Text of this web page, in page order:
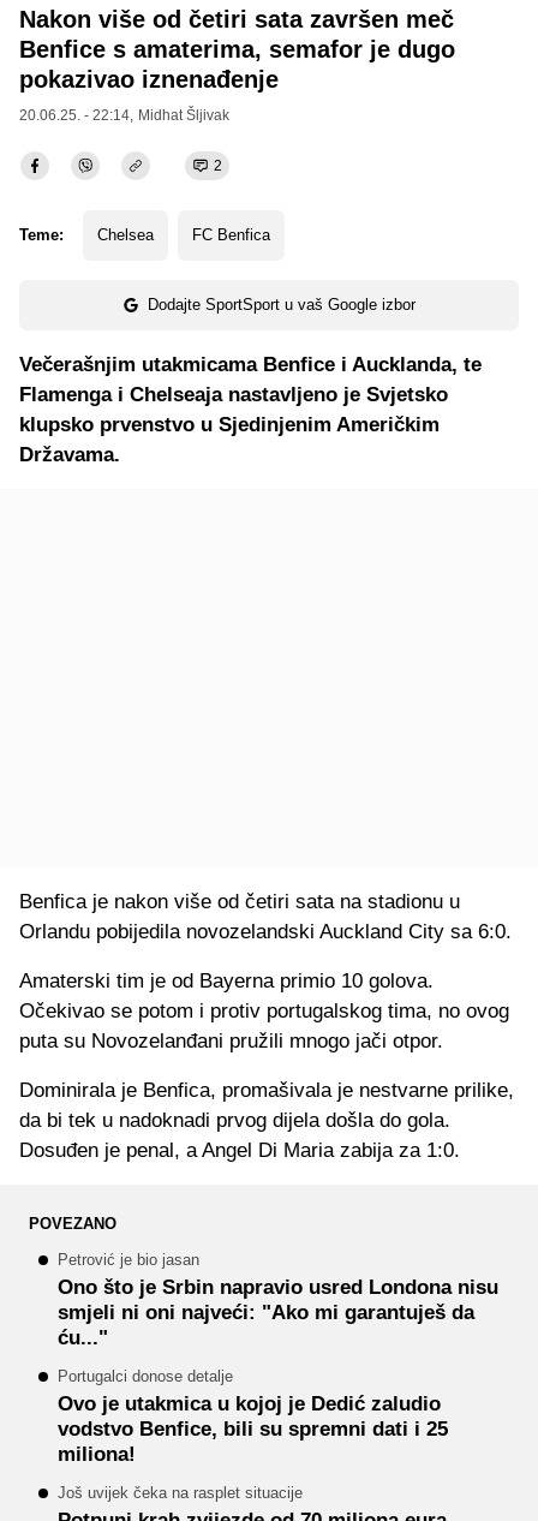
Nakon više od četiri sata završen meč
Benfice s amaterima, semafor je dugo
pokazivao iznenađenje
20.06.25. - 22:14, Midhat Šljivak
2
Teme: Chelsea FC Benfica
Dodajte SportSport u vaš Google izbor
Večerašnjim utakmicama Benfice i Aucklanda, te
Flamenga i Chelseaja nastavljeno je Svjetsko
klupsko prvenstvo u Sjedinjenim Američkim
Državama.
Benfica je nakon više od četiri sata na stadionu u
Orlandu pobijedila novozelandski Auckland City sa 6:0.
Amaterski tim je od Bayerna primio 10 golova.
Očekivao se potom i protiv portugalskog tima, no ovog
puta su Novozelanđani pružili mnogo jači otpor.
Dominirala je Benfica, promašivala je nestvarne prilike,
da bi tek u nadoknadi prvog dijela došla do gola.
Dosuđen je penal, a Angel Di Maria zabija za 1:0.
POVEZANO
Petrović je bio jasan
Ono što je Srbin napravio usred Londona nisu
smjeli ni oni najveći: "Ako mi garantuješ da
ću..."
Portugalci donose detalje
Ovo je utakmica u kojoj je Dedić zaludio
vodstvo Benfice, bili su spremni dati i 25
miliona!
Još uvijek čeka na rasplet situacije